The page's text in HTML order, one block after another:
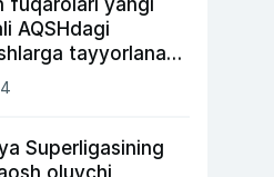
fuqarolari yangi
AQSHdagi
tayyorlanadi
Superligasining
oluvchi